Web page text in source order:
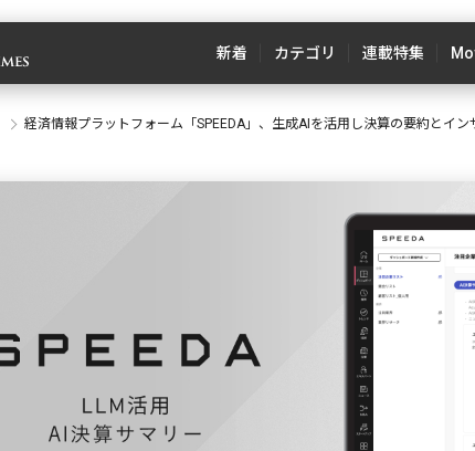
新着 カテゴリ 連載特集
経済情報プラットフォーム「SPEEDA」、生成AIを活用し決算の要約とイ